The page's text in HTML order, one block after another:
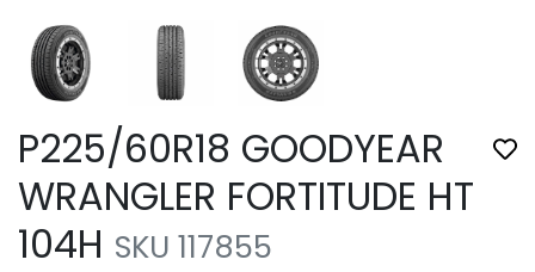
P225/60R18 GOODYEAR
WRANGLER FORTITUDE HT
104H SKU 117855